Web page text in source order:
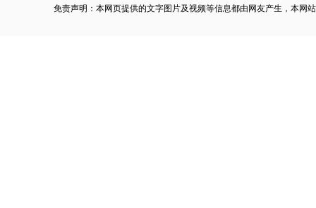
免责声明：本网页提供的文字图片及视频等信息都由网友产生，本网